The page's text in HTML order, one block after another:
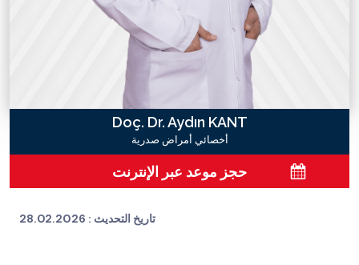
Doç. Dr. Aydın KANT
أخصائي أمراض صدرية
حجز موعد عبر الإنترنت
تاريخ التحديث : 28.02.2026